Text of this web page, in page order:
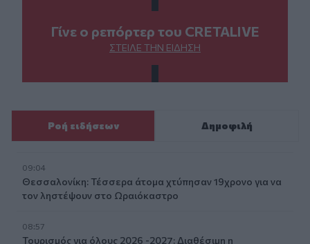
Γίνε ο ρεπόρτερ του CRETALIVE
ΣΤΕΊΛΕ ΤΗΝ ΕΊΔΗΣΗ
Ροή ειδήσεων Δημοφιλή
09:04
Θεσσαλονίκη: Τέσσερα άτομα χτύπησαν 19χρονο για να
τον ληστέψουν στο Ωραιόκαστρο
08:57
Τουρισμός για όλους 2026 -2027: Διαθέσιμη η